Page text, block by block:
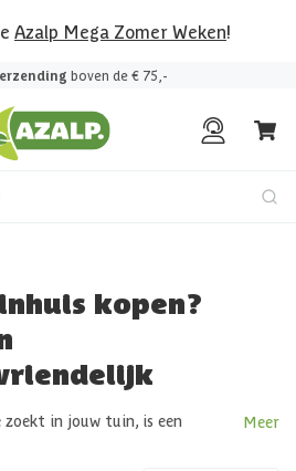
Azalp Mega Zomer Weken!
8.6/10
kopen?
in jouw tuin, is een
Meer